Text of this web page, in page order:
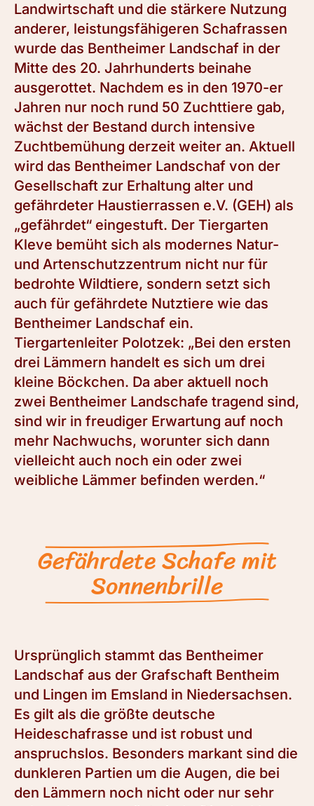
Landwirtschaft und die stärkere Nutzung
anderer, leistungsfähigeren Schafrassen
wurde das Bentheimer Landschaf in der
Mitte des 20. Jahrhunderts beinahe
ausgerottet. Nachdem es in den 1970-er
Jahren nur noch rund 50 Zuchttiere gab,
wächst der Bestand durch intensive
Zuchtbemühung derzeit weiter an. Aktuell
wird das Bentheimer Landschaf von der
Gesellschaft zur Erhaltung alter und
gefährdeter Haustierrassen e.V. (GEH) als
„gefährdet“ eingestuft. Der Tiergarten
Kleve bemüht sich als modernes Natur-
und Artenschutzzentrum nicht nur für
bedrohte Wildtiere, sondern setzt sich
auch für gefährdete Nutztiere wie das
Bentheimer Landschaf ein.
Tiergartenleiter Polotzek: „Bei den ersten
drei Lämmern handelt es sich um drei
kleine Böckchen. Da aber aktuell noch
zwei Bentheimer Landschafe tragend sind,
sind wir in freudiger Erwartung auf noch
mehr Nachwuchs, worunter sich dann
vielleicht auch noch ein oder zwei
weibliche Lämmer befinden werden.“
Gefährdete Schafe mit
Sonnenbrille
Ursprünglich stammt das Bentheimer
Landschaf aus der Grafschaft Bentheim
und Lingen im Emsland in Niedersachsen.
Es gilt als die größte deutsche
Heideschafrasse und ist robust und
anspruchslos. Besonders markant sind die
dunkleren Partien um die Augen, die bei
den Lämmern noch nicht oder nur sehr